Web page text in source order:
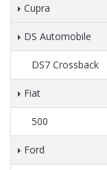
Cupra
DS Automobile
DS7 Crossback
Fiat
500
Ford